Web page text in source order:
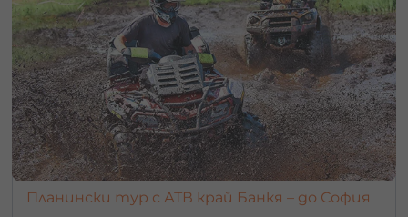
Планински тур с АТВ край Банкя – до София